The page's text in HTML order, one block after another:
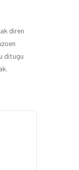
diren
ditugu